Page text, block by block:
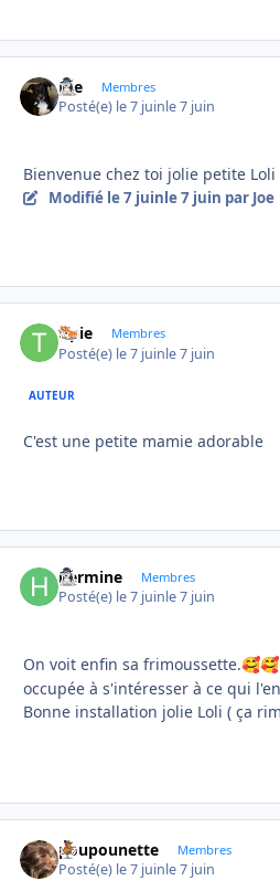
Joe Membres
Posté(e) le 7 juinle 7 juin
Bienvenue chez toi jolie petite Loli
Modifié le 7 juinle 7 juin par Joe
tipie Membres
Posté(e) le 7 juinle 7 juin
AUTEUR
C'est une petite mamie adorable
hermine Membres
Posté(e) le 7 juinle 7 juin
On voit enfin sa frimoussette.🥰🥰
occupée à s'intéresser à ce qui
Bonne installation jolie Loli ( ça
poupounette Membres
Posté(e) le 7 juinle 7 juin